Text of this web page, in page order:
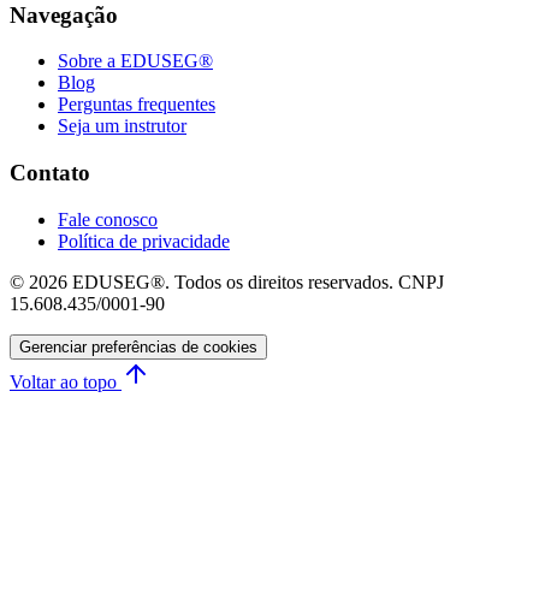
Navegação
Sobre a EDUSEG®
Blog
Perguntas frequentes
Seja um instrutor
Contato
Fale conosco
Política de privacidade
© 2026 EDUSEG®. Todos os direitos reservados. CNPJ
15.608.435/0001-90
Gerenciar preferências de cookies
Voltar ao topo